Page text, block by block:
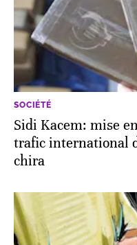
SOCIÉTÉ
Sidi Kacem: mise
trafic international
chira